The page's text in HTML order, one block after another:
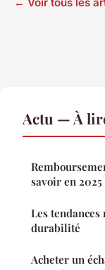
Actu — À
savoir en 2025
Les
durabilité
Acheter un